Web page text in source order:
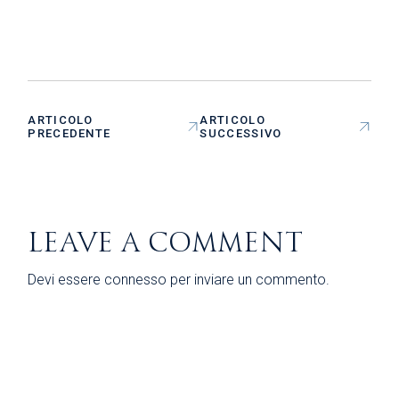
ARTICOLO
PRECEDENTE
ARTICOLO
SUCCESSIVO
LEAVE A COMMENT
Devi essere connesso per inviare un commento.